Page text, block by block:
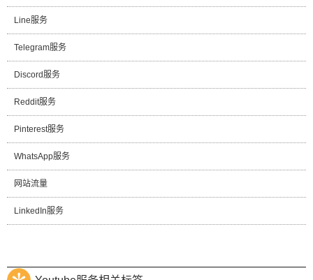
Line服务
Telegram服务
Discord服务
Reddit服务
Pinterest服务
WhatsApp服务
网站流量
LinkedIn服务